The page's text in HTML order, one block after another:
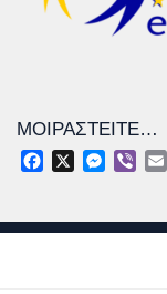
ΜΟΙΡΑΣΤΕΊΤΕ…
Facebook